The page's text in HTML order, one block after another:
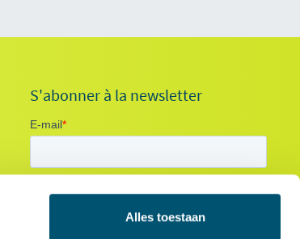
Alles toestaan
S'abonner à la newsletter